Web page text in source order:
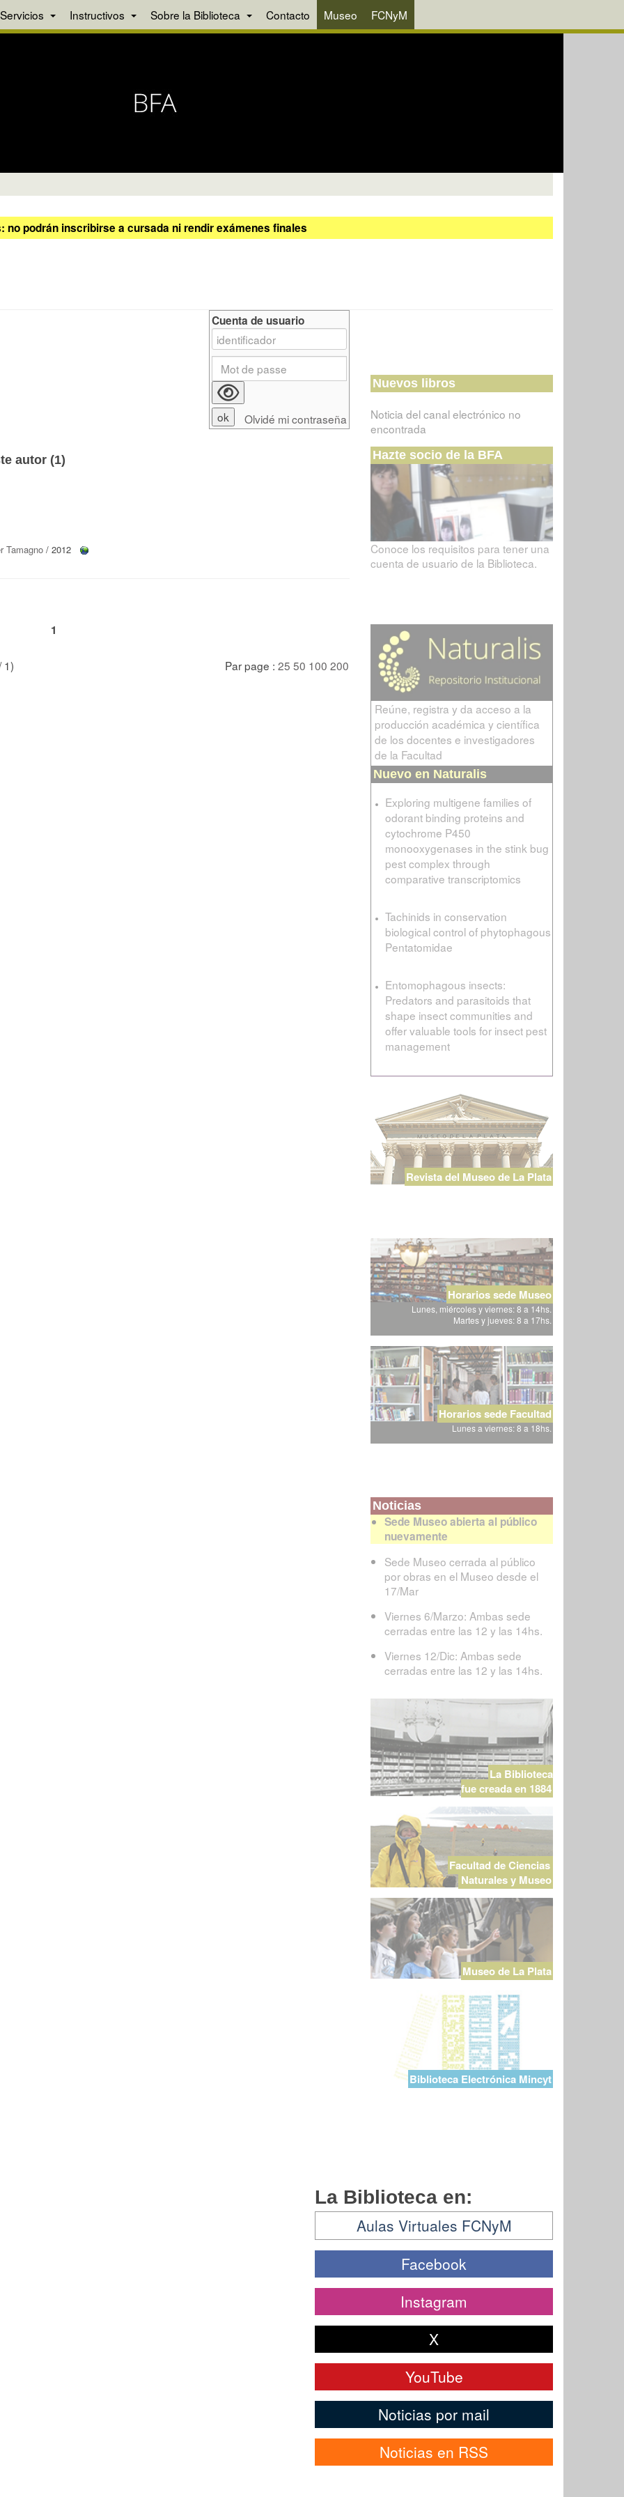
Servicios Instructivos Sobre la Biblioteca Contacto Museo FCNyM
podrán inscribirse a cursada ni rendir exámenes finales
autor (1)
Tamagno / 2012
1
1) Par page : 25 50 100 200
Cuenta de usuario
Olvidé mi contraseña
Nuevos libros
Noticia del canal electrónico no
encontrada
Hazte socio de la BFA
Conoce los requisitos para tener una
cuenta de usuario de la Biblioteca.
Reúne, registra y da acceso a la
producción académica y científica
de los docentes e investigadores
de la Facultad
Nuevo en Naturalis
Exploring multigene families of
odorant binding proteins and
cytochrome P450
monooxygenases in the stink bug
pest complex through
comparative transcriptomics
Tachinids in conservation
biological control of phytophagous
Pentatomidae
Entomophagous insects:
Predators and parasitoids that
shape insect communities and
offer valuable tools for insect pest
management
Revista del Museo de La Plata
Horarios sede Museo
Lunes, miércoles y viernes: 8 a 14hs.
Martes y jueves: 8 a 17hs.
Horarios sede Facultad
Lunes a viernes: 8 a 18hs.
Noticias
Sede Museo abierta al público
nuevamente
Sede Museo cerrada al público
por obras en el Museo desde el
17/Mar
Viernes 6/Marzo: Ambas sede
cerradas entre las 12 y las 14hs.
Viernes 12/Dic: Ambas sede
cerradas entre las 12 y las 14hs.
La Biblioteca
fue creada en 1884
Facultad de Ciencias
Naturales y Museo
Museo de La Plata
Biblioteca Electrónica Mincyt
La Biblioteca en:
Aulas Virtuales FCNyM
Facebook
Instagram
X
YouTube
Noticias por mail
Noticias en RSS